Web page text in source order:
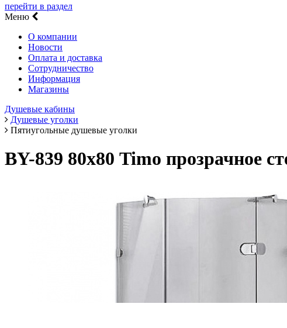
перейти в раздел
Меню
О компании
Новости
Оплата и доставка
Сотрудничество
Информация
Магазины
Душевые кабины
Душевые уголки
Пятиугольные душевые уголки
BY-839 80х80 Timo прозрачное